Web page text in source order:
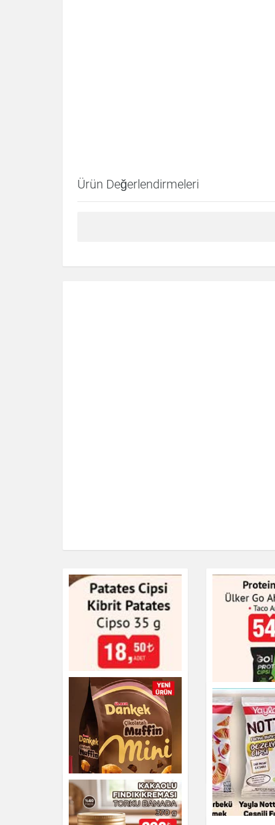
Ürün Değerlendirmeleri
Cipso Kibrit Patates 35
g
Çikolata & Bisküvi & Kuruyemiş
Ülker Go
Protein
Aromalı 55 g
Çikolata & Bisküvi &